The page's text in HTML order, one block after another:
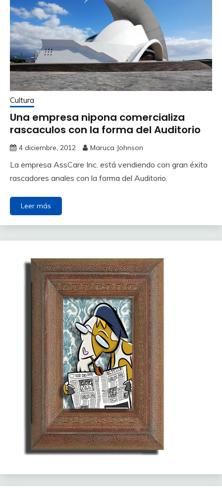
Cultura
Una empresa nipona comercializa
rascaculos con la forma del Auditorio
4 diciembre, 2012 Maruca Johnson
La empresa AssCare Inc. está vendiendo con gran éxito
rascadores anales con la forma del Auditorio.
Leer más